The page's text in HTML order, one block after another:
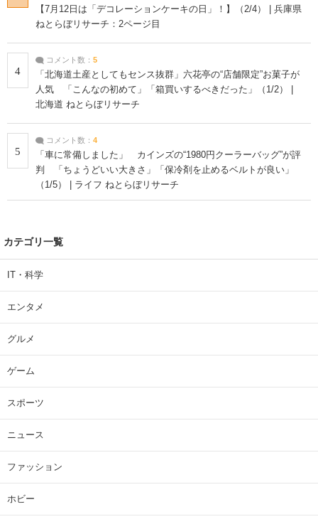
【7月12日は「デコレーションケーキの日」！】（2/4） | 兵庫県
ねとらぼリサーチ：2ページ目
4
コメント数： 5
「北海道土産としてもセンス抜群」六花亭の“店舗限定”お菓子が
人気 「こんなの初めて」「箱買いするべきだった」（1/2） |
北海道 ねとらぼリサーチ
5
コメント数： 4
「車に常備しました」 カインズの“1980円クーラーバッグ”が評
判 「ちょうどいい大きさ」「保冷剤を止めるベルトが良い」
（1/5） | ライフ ねとらぼリサーチ
カテゴリ一覧
IT・科学
エンタメ
グルメ
ゲーム
スポーツ
ニュース
ファッション
ホビー